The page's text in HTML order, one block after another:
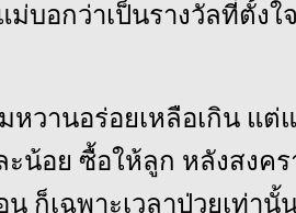
ม่บอกว่าเป็นรางวัลที่ตั้ง
วานอร่อยเหลือเกิน แต่
ะน้อย ซื้อให้ลูก หลังสงคร
ก็เฉพาะเวลาป่วยเท่านั้